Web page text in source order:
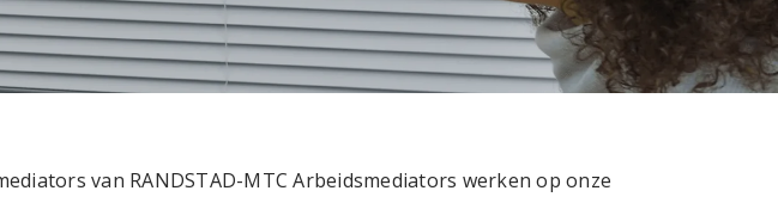
van RANDSTAD-MTC Arbeidsmediators werken op onze